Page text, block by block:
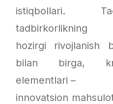
istiqbollari.
tadbirkorlikning
hozirgi rivojlanish
bilan birga,
elementlari –
innovatsion